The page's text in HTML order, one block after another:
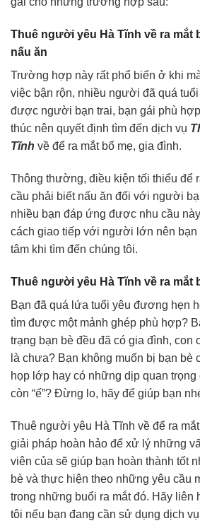
Thuê người yêu Hà Tĩnh về ra mắt
nấu ăn
Trường hợp này rất phổ biến ở khi
việc bận rộn, nhiều người đã quá
được người bạn trai, bạn gái phù
thúc nên quyết định tìm đến dịch vụ
Tĩnh về để ra mắt bố mẹ, gia đình.
Thông thường, điều kiện tối thiểu để
cầu phải biết nấu ăn đối với người
nhiều bạn đáp ứng được nhu cầu
cách giao tiếp với người lớn nên bạn
tâm khi tìm đến chúng tôi.
Thuê người yêu Hà Tĩnh về ra mắt
Bạn đã quá lứa tuổi yêu đương hẹn
tìm được một mảnh ghép phù hợp?
trạng bạn bè đều đã có gia đình, con
là chưa? Bạn không muốn bị bạn bè
họp lớp hay có những dịp quan trọng
còn “ế”? Đừng lo, hãy để giúp bạn
Thuê người yêu Hà Tĩnh về để ra
giải pháp hoàn hảo để xử lý những
viên của sẽ giúp bạn hoàn thành tốt
bè và thực hiện theo những yêu cầu
trong những buổi ra mắt đó. Hãy liên
tôi nếu bạn đang cần sử dụng dịch